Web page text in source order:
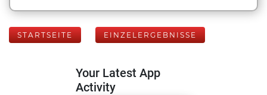
STARTSEITE EINZELERGEBNISSE
Your Latest App
Activity